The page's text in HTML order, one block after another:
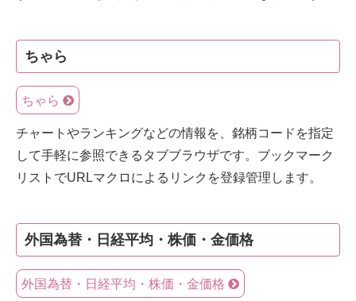
ちゃら
ちゃら
チャートやランキングなどの情報を、銘柄コードを指定
して手軽に参照できるタブブラウザです。ブックマーク
リストでURLマクロによるリンクを登録管理します。
外国為替・日経平均・株価・金価格
外国為替・日経平均・株価・金価格